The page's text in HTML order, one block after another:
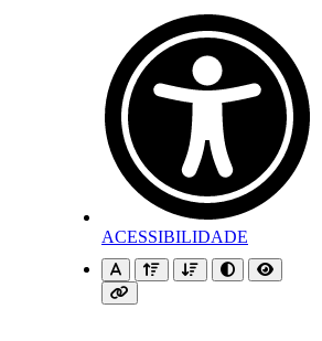
ACESSIBILIDADE